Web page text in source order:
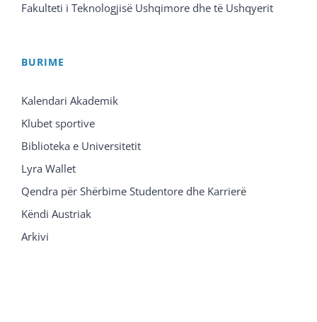
Fakulteti i Teknologjisë Ushqimore dhe të Ushqyerit
BURIME
Kalendari Akademik
Klubet sportive
Biblioteka e Universitetit
Lyra Wallet
Qendra për Shërbime Studentore dhe Karrierë
Këndi Austriak
Arkivi